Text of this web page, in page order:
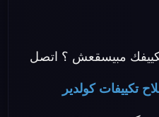
مبيسقعش ؟ اتصل
تكييفات كولدير